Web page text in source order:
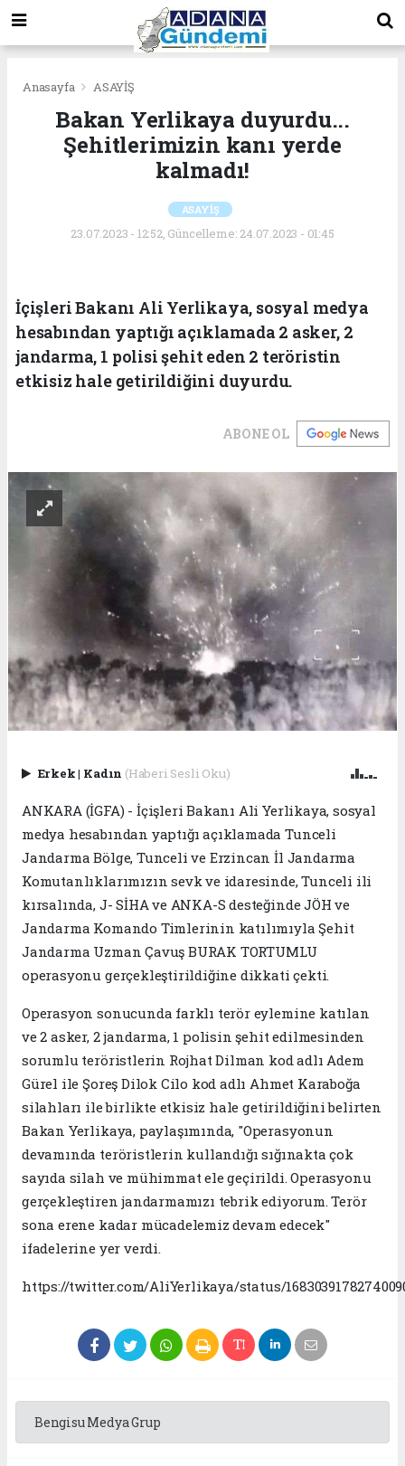
Anasayfa ASAYİŞ
Bakan Yerlikaya duyurdu...
Şehitlerimizin kanı yerde
kalmadı!
ASAYİŞ
23.07.2023 - 12:52, Güncelleme: 24.07.2023 - 01:45
İçişleri Bakanı Ali Yerlikaya, sosyal medya
hesabından yaptığı açıklamada 2 asker, 2
jandarma, 1 polisi şehit eden 2 teröristin
etkisiz hale getirildiğini duyurdu.
ABONE OL
Erkek| Kadın (Haberi Sesli Oku)
ANKARA (İGFA) - İçişleri Bakanı Ali Yerlikaya, sosyal
medya hesabından yaptığı açıklamada Tunceli
Jandarma Bölge, Tunceli ve Erzincan İl Jandarma
Komutanlıklarımızın sevk ve idaresinde, Tunceli ili
kırsalında, J- SİHA ve ANKA-S desteğinde JÖH ve
Jandarma Komando Timlerinin katılımıyla Şehit
Jandarma Uzman Çavuş BURAK TORTUMLU
operasyonu gerçekleştirildiğine dikkati çekti.
Operasyon sonucunda farklı terör eylemine katılan
ve 2 asker, 2 jandarma, 1 polisin şehit edilmesinden
sorumlu teröristlerin Rojhat Dilman kod adlı Adem
Gürel ile Şoreş Dilok Cilo kod adlı Ahmet Karaboğa
silahları ile birlikte etkisiz hale getirildiğini belirten
Bakan Yerlikaya, paylaşımında, "Operasyonun
devamında teröristlerin kullandığı sığınakta çok
sayıda silah ve mühimmat ele geçirildi. Operasyonu
gerçekleştiren jandarmamızı tebrik ediyorum. Terör
sona erene kadar mücadelemiz devam edecek"
ifadelerine yer verdi.
https://twitter.com/AliYerlikaya/status/
Bengisu Medya Grup